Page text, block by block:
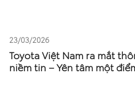
23/03/2026
Toyota Việt Nam ra mắt
niềm tin – Yên tâm một